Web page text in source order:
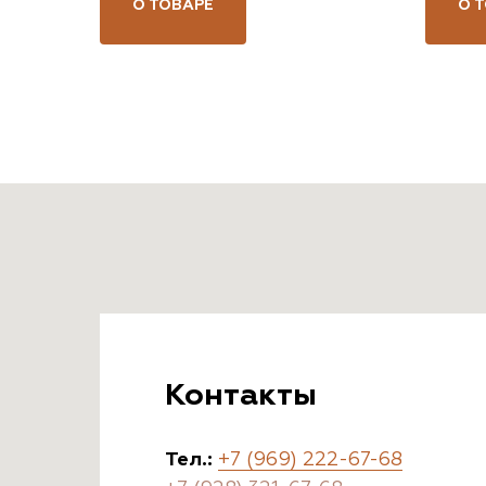
О ТОВАРЕ О
Контакты
Тел.: +7 (969) 222-67-68